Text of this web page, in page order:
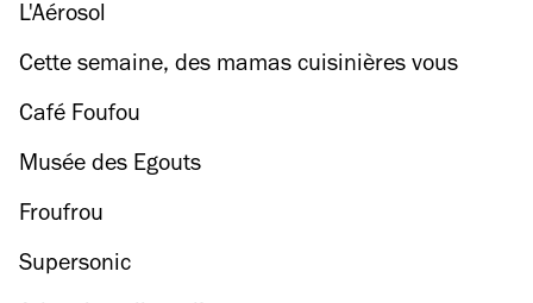
L'Aérosol
Cette semaine, des mamas cuisinières vous
régalent dans l'Est parisien
Café Foufou
Musée des Egouts
Froufrou
Supersonic